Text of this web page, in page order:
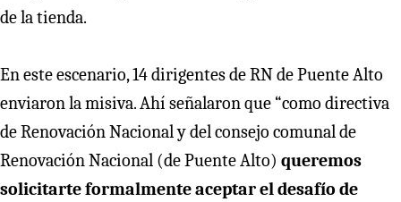
de la tienda.
En este escenario, 14 dirigentes de RN de Puente Alto
enviaron la misiva. Ahí señalaron que “como directiva
de Renovación Nacional y del consejo comunal de
Renovación Nacional (de Puente Alto) queremos
solicitarte formalmente aceptar el desafío de